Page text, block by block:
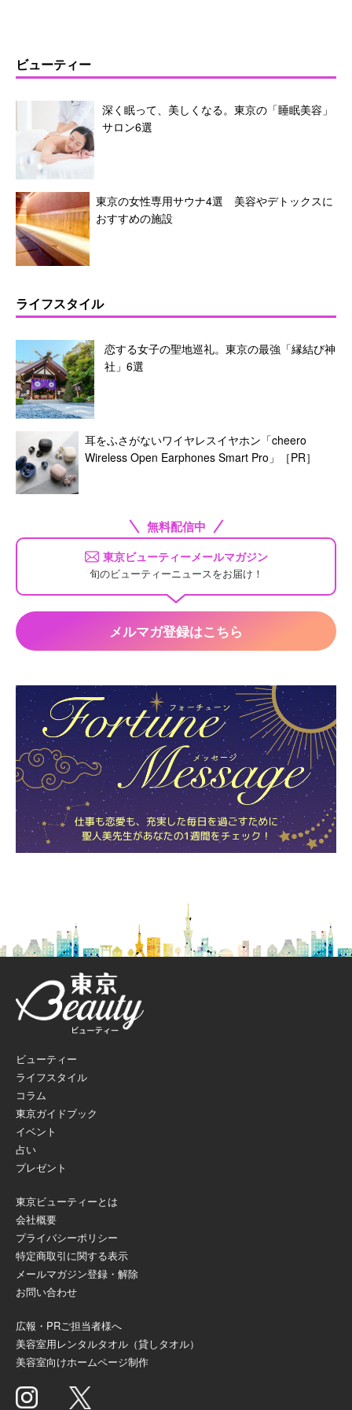
ビューティー
深く眠って、美しくなる。東京の「睡眠美容」
サロン6選
東京の女性専用サウナ4選 美容やデトックスに
おすすめの施設
ライフスタイル
恋する女子の聖地巡礼。東京の最強「縁結び神
社」6選
耳をふさがないワイヤレスイヤホン「cheero
Wireless Open Earphones Smart Pro」［PR］
無料配信中
東京ビューティーメールマガジン
旬のビューティーニュースをお届け！
メルマガ登録はこちら
ビューティー
ライフスタイル
コラム
東京ガイドブック
イベント
占い
プレゼント
東京ビューティーとは
会社概要
プライバシーポリシー
特定商取引に関する表示
メールマガジン登録・解除
お問い合わせ
広報・PRご担当者様へ
美容室用レンタルタオル（貸しタオル）
美容室向けホームページ制作